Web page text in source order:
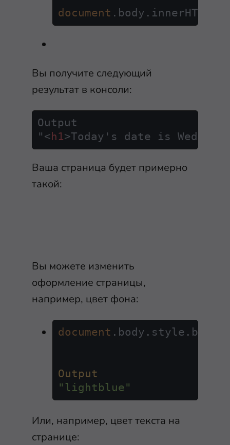
document . body . innerHTML
Вы получите следующий
результат в консоли:
Output
" < h1>Today's date is Wed
Ваша страница будет примерно
такой:
Вы можете изменить
оформление страницы,
например, цвет фона:
document . body . style .
Output
"lightblue"
Или, например, цвет текста на
странице: